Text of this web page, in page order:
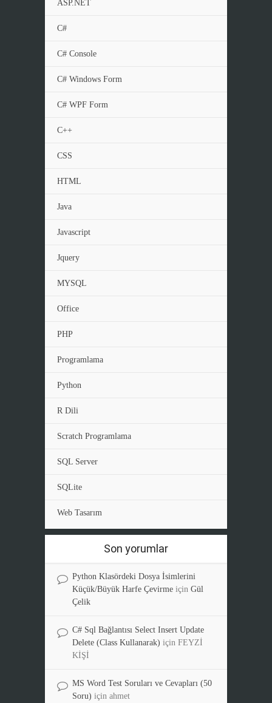
ASP.NET
C#
C# Console
C# Windows Form
C# WPF Form
C++
CSS
HTML
Java
Javascript
Jquery
MYSQL
Office
PHP
Programlama
Python
R Dili
Scratch Programlama
SQL Server
SQLite
Web Tasarım
Son yorumlar
Python Klasördeki Dosya İsimlerini
Küçük/Büyük Harfe Çevirme için Gül
Çelik
C# Sql Bağlantısı Select Insert Update
Delete (Class Kullanarak) için FEYZİ
KİŞİ
MS Word Test Soruları ve Cevapları (50
Soru) için ahmet